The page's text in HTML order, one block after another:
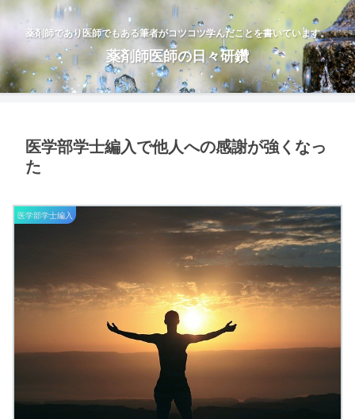
薬剤師であり医師でもある筆者がコツコツ学んだことを書いています。
薬剤師医師の日々研鑽
医学部学士編入で他人への感謝が強くなっ
た
医学部学士編入